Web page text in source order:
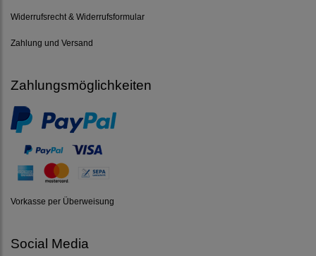
Widerrufsrecht & Widerrufsformular
Zahlung und Versand
Zahlungsmöglichkeiten
Vorkasse per Überweisung
Social Media